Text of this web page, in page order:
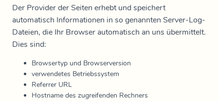
Der Provider der Seiten erhebt und speichert
automatisch Informationen in so genannten Server-Log-
Dateien, die Ihr Browser automatisch an uns übermittelt.
Dies sind:
Browsertyp und Browserversion
verwendetes Betriebssystem
Referrer URL
Hostname des zugreifenden Rechners